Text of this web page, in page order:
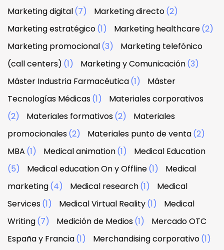
Marketing digital(7) Marketing directo(2)
Marketing estratégico(1) Marketing healthcare(2)
Marketing promocional(3)
Marketing telefónico
(call centers) (1) Marketing y Comunicación(3)
Máster Industria Farmacéutica(1)
Máster
Tecnologías Médicas(1)
Materiales corporativos
(2)
Materiales formativos(2)
Materiales
promocionales(2) Materiales punto de venta(2)
MBA (1) Medical animation(1)
Medical Education
(5)
Medical education On y Offline(1)
Medical
marketing(4) Medical research(1)
Medical
Services(1) Medical Virtual Reality(1)
Medical
Writing(7) Medición de Medios(1)
Mercado OTC
España y Francia(1) Merchandising corporativo(1)